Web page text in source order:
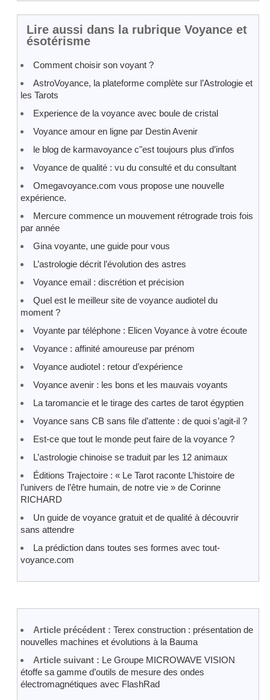
Lire aussi dans la rubrique Voyance et
ésotérisme
Comment choisir son voyant ?
AstroVoyance, la plateforme complète sur l’Astrologie et
les Tarots
Experience de la voyance avec boule de cristal
Voyance amour en ligne par Destin Avenir
le blog de karmavoyance c"est toujours plus d’infos
Voyance de qualité : vu du consulté et du consultant
Omegavoyance.com vous propose une nouvelle
expérience.
Mercure commence un mouvement rétrograde trois fois
par année
Gina voyante, une guide pour vous
L’astrologie décrit l’évolution des astres
Voyance email : discrétion et précision
Quel est le meilleur site de voyance audiotel du
moment ?
Voyante par téléphone : Elicen Voyance à votre écoute
Voyance : affinité amoureuse par prénom
Voyance audiotel : retour d’expérience
Voyance avenir : les bons et les mauvais voyants
La taromancie et le tirage des cartes de tarot égyptien
Voyance sans CB sans file d’attente : de quoi s’agit-il ?
Est-ce que tout le monde peut faire de la voyance ?
L’astrologie chinoise se traduit par les 12 animaux
Éditions Trajectoire : « Le Tarot raconte L’histoire de
l’univers de l’être humain, de notre vie » de Corinne
RICHARD
Un guide de voyance gratuit et de qualité à découvrir
sans attendre
La prédiction dans toutes ses formes avec tout-
voyance.com
Article précédent : Terex construction : présentation de
nouvelles machines et évolutions à la Bauma
Article suivant : Le Groupe MICROWAVE VISION
étoffe sa gamme d’outils de mesure des ondes
électromagnétiques avec FlashRad